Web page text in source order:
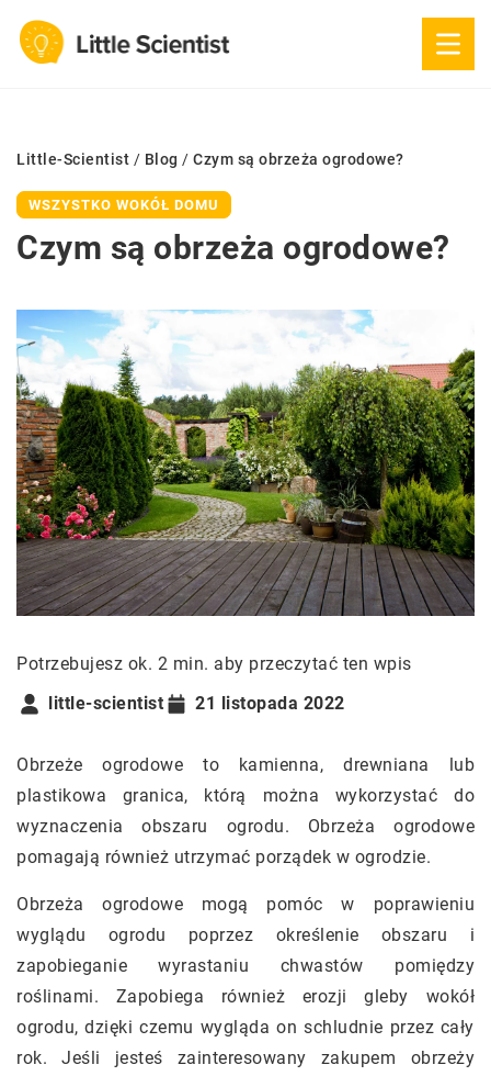
Little-Scientist / Blog / Czym są obrzeża ogrodowe?
WSZYSTKO WOKÓŁ DOMU
Czym są obrzeża ogrodowe?
Potrzebujesz ok. 2 min. aby przeczytać ten wpis
little-scientist
21 listopada 2022
Obrzeże ogrodowe to kamienna, drewniana lub
plastikowa granica, którą można wykorzystać do
wyznaczenia obszaru ogrodu. Obrzeża ogrodowe
pomagają również utrzymać porządek w ogrodzie.
Obrzeża ogrodowe mogą pomóc w poprawieniu
wyglądu ogrodu poprzez określenie obszaru i
zapobieganie wyrastaniu chwastów pomiędzy
roślinami. Zapobiega również erozji gleby wokół
ogrodu, dzięki czemu wygląda on schludnie przez cały
rok. Jeśli jesteś zainteresowany zakupem obrzeży